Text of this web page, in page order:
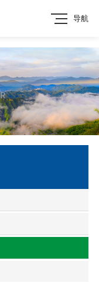
导航